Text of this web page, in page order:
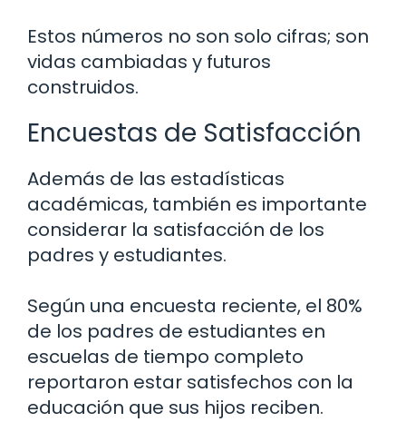
Estos números no son solo cifras; son
vidas cambiadas y futuros
construidos.
Encuestas de Satisfacción
Además de las estadísticas
académicas, también es importante
considerar la satisfacción de los
padres y estudiantes.
Según una encuesta reciente, el 80%
de los padres de estudiantes en
escuelas de tiempo completo
reportaron estar satisfechos con la
educación que sus hijos reciben.